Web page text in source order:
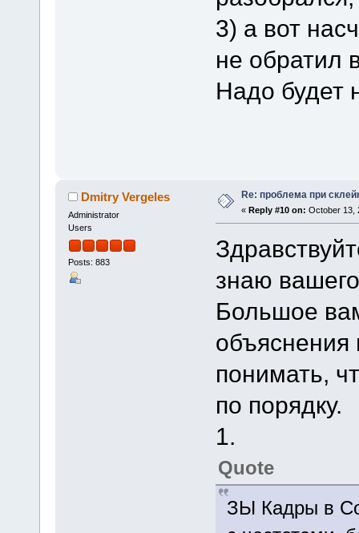
3) а вот
не обратил
Надо будет
Dmitry Vergeles
Administrator
Users
Posts: 883
Re: проблема при
« Reply #10 on: October 13,
знаю
Большое
объяснения
понимать,
по порядку.
1.
Quote
ЗЫ Кадры в